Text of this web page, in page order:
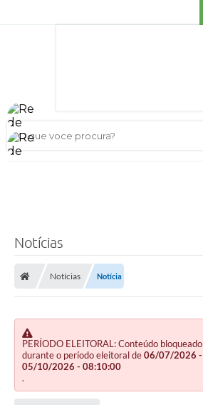
O que voce procura?
Notícias
Notícias Notícia
PERÍODO ELEITORAL: Conteúdo
durante o período eleitoral de06/07/2026
05/10/2026 - 08:10:00
.